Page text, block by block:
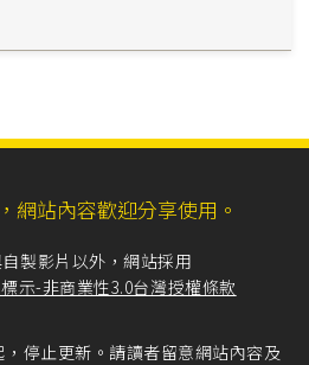
網站內容歡迎分享使用。
製影片以外，網站採用
示-非商業性3.0台灣授權條款
停止更新。請讀者留意網站內容及